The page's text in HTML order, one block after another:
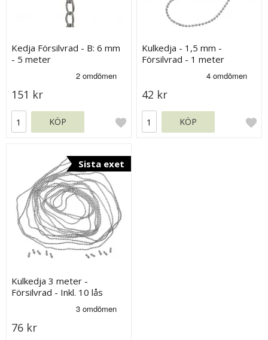
Kedja Försilvrad - B: 6 mm
- 5 meter
151 kr
KÖP
Kulkedja - 1,5 mm -
Försilvrad - 1 meter
42 kr
KÖP
Sista exet
Kulkedja 3 meter -
Försilvrad - Inkl. 10 lås
76 kr